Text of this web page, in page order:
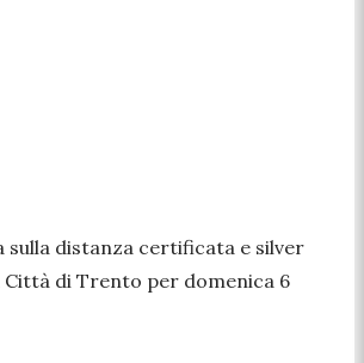
sulla distanza certificata e silver
Città di Trento per domenica 6